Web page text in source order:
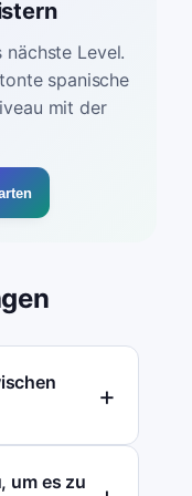
nächste Level.
spanische
mit der
um es zu